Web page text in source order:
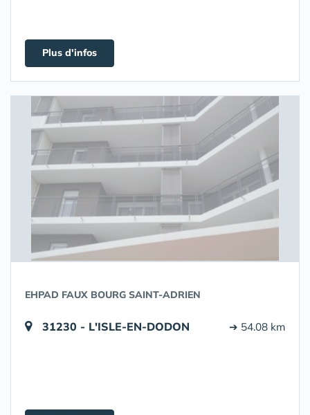
Plus d'infos
EHPAD FAUX BOURG SAINT-ADRIEN
31230 - L'ISLE-EN-DODON ➔ 54.08 km